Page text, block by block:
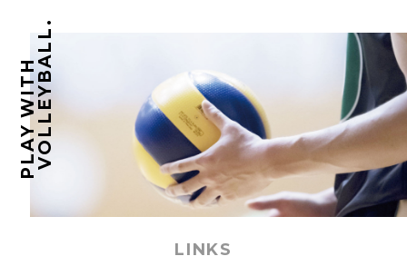
PLAY WITHVOLLEYBALL.
LINKS